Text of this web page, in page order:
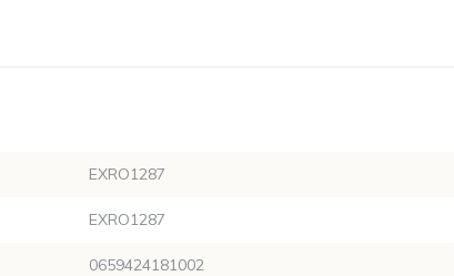
EXRO1287
EXRO1287
0659424181002